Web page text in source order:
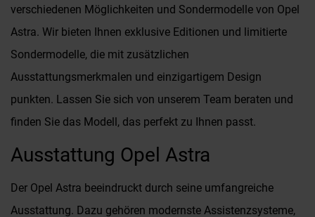
verschiedenen Möglichkeiten und Sondermodelle von Opel
Astra. Wir bieten Ihnen exklusive Editionen und limitierte
Sondermodelle, die mit zusätzlichen
Ausstattungsmerkmalen und einzigartigem Design
punkten. Lassen Sie sich von unserem Team beraten und
finden Sie das Modell, das perfekt zu Ihnen passt.
Ausstattung Opel Astra
Der Opel Astra beeindruckt durch seine umfangreiche
Ausstattung. Dazu gehören modernste Assistenzsysteme,